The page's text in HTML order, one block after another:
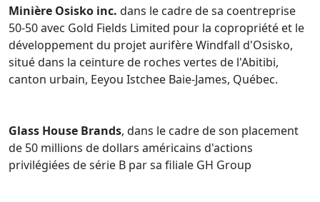
Minière Osisko inc. dans le cadre de sa coentreprise
50-50 avec Gold Fields Limited pour la copropriété et le
développement du projet aurifère Windfall d'Osisko,
situé dans la ceinture de roches vertes de l'Abitibi,
canton urbain, Eeyou Istchee Baie-James, Québec.
Glass House Brands, dans le cadre de son placement
de 50 millions de dollars américains d'actions
privilégiées de série B par sa filiale GH Group